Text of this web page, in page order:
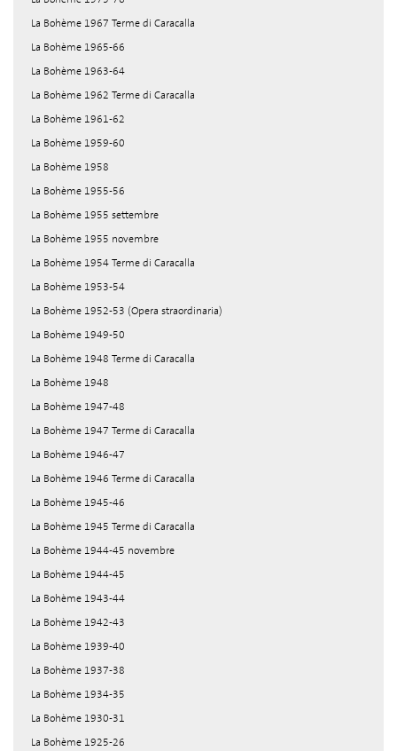
La Bohème 1967 Terme di Caracalla
La Bohème 1965-66
La Bohème 1963-64
La Bohème 1962 Terme di Caracalla
La Bohème 1961-62
La Bohème 1959-60
La Bohème 1958
La Bohème 1955-56
La Bohème 1955 settembre
La Bohème 1955 novembre
La Bohème 1954 Terme di Caracalla
La Bohème 1953-54
La Bohème 1952-53 (Opera straordinaria)
La Bohème 1949-50
La Bohème 1948 Terme di Caracalla
La Bohème 1948
La Bohème 1947-48
La Bohème 1947 Terme di Caracalla
La Bohème 1946-47
La Bohème 1946 Terme di Caracalla
La Bohème 1945-46
La Bohème 1945 Terme di Caracalla
La Bohème 1944-45 novembre
La Bohème 1944-45
La Bohème 1943-44
La Bohème 1942-43
La Bohème 1939-40
La Bohème 1937-38
La Bohème 1934-35
La Bohème 1930-31
La Bohème 1925-26